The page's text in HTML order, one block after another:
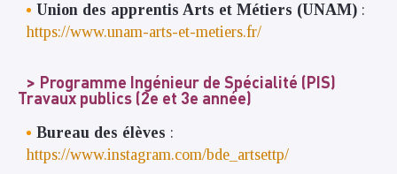
Union des apprentis Arts et Métiers (UNAM) :
https://www.unam-arts-et-metiers.fr/
Programme Ingénieur de Spécialité (PIS)
Travaux publics (2e et 3e année)
Bureau des élèves :
https://www.instagram.com/bde_artsettp/